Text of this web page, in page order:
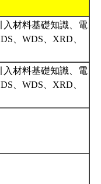
材料基礎知識、電
、WDS、XRD、
材料基礎知識、電
、WDS、XRD、